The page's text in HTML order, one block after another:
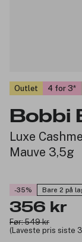
Outlet 4 for 3
Bobbi
Luxe
Mauve 3,5g
-35% Bare 2 på
356 kr
Før: 549 kr
(Laveste pris siste